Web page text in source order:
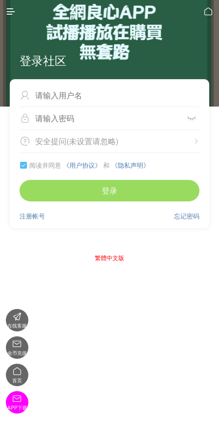
 
登录社区

 
 
安全提问(未设置请忽略)
 阅读并同意 《用户协议》 和 《隐私声明》
登录
忘记密码
注册帐号
繁體中文版

在线客服

金币充值

首页

APP下载